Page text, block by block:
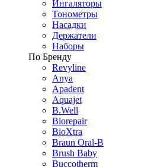
Ингаляторы
Тонометры
Насадки
Держатели
Наборы
По Бренду
Revyline
Anya
Apadent
Aquajet
B.Well
Biorepair
BioXtra
Braun Oral-B
Brush Baby
Buccotherm